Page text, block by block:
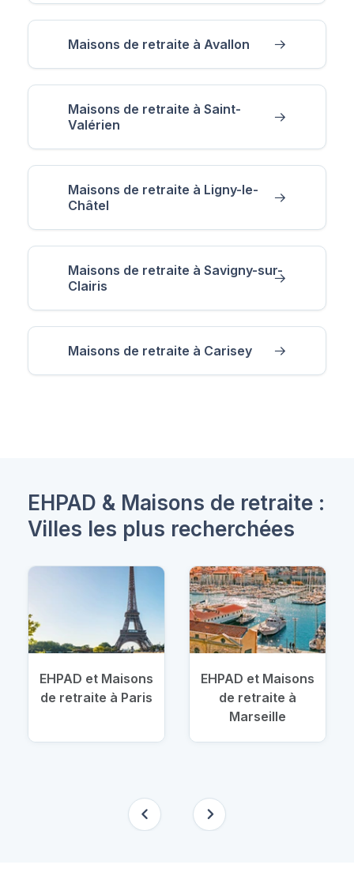
Maisons de retraite à Avallon
Maisons de retraite à Saint-
Valérien
Maisons de retraite à Ligny-le-
Châtel
Maisons de retraite à Savigny-sur-
Clairis
Maisons de retraite à Carisey
EHPAD & Maisons de retraite :
Villes les plus recherchées
EHPAD et Maisons
de retraite à Paris
EHPAD et Maisons
de retraite à
Marseille